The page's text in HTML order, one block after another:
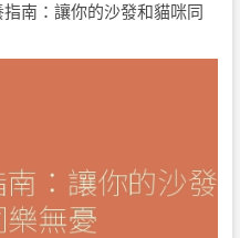
南：讓你的沙發和貓咪同